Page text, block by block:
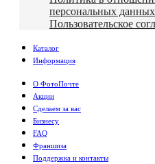
персональных данных
Пользовательское
Каталог
Информация
О ФотоПочте
Акции
Сделаем за вас
Бизнесу
FAQ
Франшиза
Поддержка и контакты